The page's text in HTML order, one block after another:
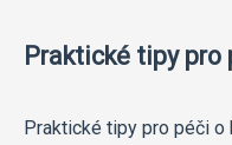
Praktické tipy pro
Praktické tipy pro péči o